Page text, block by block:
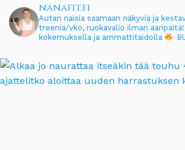
nanafit.fi
Autan naisia saamaan näkyviä ja
treeniä/vko, ruokavalio ilman
kokemuksella ja ammattitaidolla